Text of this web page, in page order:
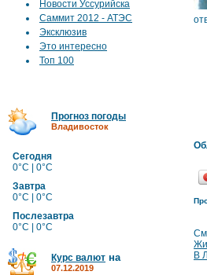
Новости Уссурийска
Саммит 2012 - АТЭС
Эксклюзив
Это интересно
Топ 100
Прогноз погоды
Владивосток
Сегодня
0°C | 0°C
Завтра
0°C | 0°C
Послезавтра
0°C | 0°C
Курс валют на
07.12.2019
В